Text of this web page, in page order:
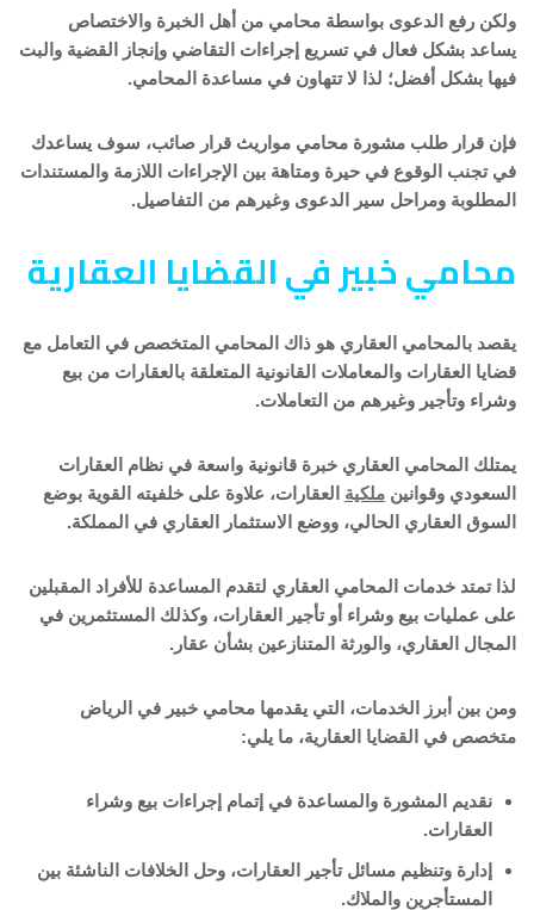
ولكن رفع الدعوى بواسطة محامي من أهل الخبرة والاختصاص
يساعد بشكل فعال في تسريع إجراءات التقاضي وإنجاز القضية والبت
فيها بشكل أفضل؛ لذا لا تتهاون في مساعدة المحامي.
فإن قرار طلب مشورة محامي مواريث قرار صائب، سوف يساعدك
في تجنب الوقوع في حيرة ومتاهة بين الإجراءات اللازمة والمستندات
المطلوبة ومراحل سير الدعوى وغيرهم من التفاصيل.
محامي خبير في القضايا العقارية
يقصد بالمحامي العقاري هو ذاك المحامي المتخصص في التعامل مع
قضايا العقارات والمعاملات القانونية المتعلقة بالعقارات من بيع
وشراء وتأجير وغيرهم من التعاملات.
يمتلك المحامي العقاري خبرة قانونية واسعة في نظام العقارات
السعودي وقوانين ملكية العقارات، علاوة على خلفيته القوية بوضع
السوق العقاري الحالي، ووضع الاستثمار العقاري في المملكة.
لذا تمتد خدمات المحامي العقاري لتقدم المساعدة للأفراد المقبلين
على عمليات بيع وشراء أو تأجير العقارات، وكذلك المستثمرين في
المجال العقاري، والورثة المتنازعين بشأن عقار.
ومن بين أبرز الخدمات، التي يقدمها محامي خبير في الرياض
متخصص في القضايا العقارية، ما يلي:
نقديم المشورة والمساعدة في إتمام إجراءات بيع وشراء
العقارات.
إدارة وتنظيم مسائل تأجير العقارات، وحل الخلافات الناشئة بين
المستأجرين والملاك.